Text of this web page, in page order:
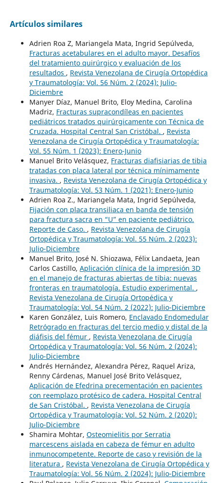
Artículos similares
Adrien Roa Z, Mariangela Mata, Ingrid Sepúlveda,
Fracturas acetabulares en el adulto mayor. Desafíos
del tratamiento quirúrgico y evaluación de los
resultados , Revista Venezolana de Cirugía Ortopédica
y Traumatología: Vol. 56 Núm. 2 (2024): Julio-
Diciembre
Manyer Díaz, Manuel Brito, Eloy Medina, Carolina
Madriz, Fracturas supracondíleas en pacientes
pediátricos tratados quirúrgicamente con Técnica de
Cruzada. Hospital Central San Cristóbal. , Revista
Venezolana de Cirugía Ortopédica y Traumatología:
Vol. 55 Núm. 1 (2023): Enero-Junio
Manuel Brito Velásquez, Fracturas diafisiarias de tibia
tratadas con placa lateral por técnica mínimamente
invasiva. , Revista Venezolana de Cirugía Ortopédica y
Traumatología: Vol. 53 Núm. 1 (2021): Enero-Junio
Adrien Roa Z., Mariangela Mata, Ingrid Sepúlveda,
Fijación con placa transiliaca en banda de tensión
para fractura sacra en “U” en paciente pediátrico.
Reporte de Caso. , Revista Venezolana de Cirugía
Ortopédica y Traumatología: Vol. 55 Núm. 2 (2023):
Julio-Diciembre
Manuel Brito, José N. Shiozawa, Félix Landaeta, Jean
Carlos Castillo, Aplicación clínica de la impresión 3D
en el manejo de fracturas abiertas de tibia: nuevas
fronteras en traumatología. Estudio experimental. ,
Revista Venezolana de Cirugía Ortopédica y
Traumatología: Vol. 54 Núm. 2 (2022): Julio-Diciembre
Karen González, Luis Romero, Enclavado Endomedular
Retrógrado en fracturas del tercio medio y distal de la
diáfisis del fémur , Revista Venezolana de Cirugía
Ortopédica y Traumatología: Vol. 56 Núm. 2 (2024):
Julio-Diciembre
Andrés Hernández, Alexandra Pérez, Raquel Ariza,
Renny Cárdenas, Manuel José Brito Velásquez,
Aplicación de Efedrina precementación en pacientes
con reemplazo protésico de cadera. Hospital Central
de San Cristóbal. , Revista Venezolana de Cirugía
Ortopédica y Traumatología: Vol. 52 Núm. 2 (2020):
Julio-Diciembre
Shamira Mohtar, Osteomielitis por Serratia
marcescens aislada en cabeza de fémur en adulto
inmunocompetente. Reporte de caso y revisión de la
literatura , Revista Venezolana de Cirugía Ortopédica y
Traumatología: Vol. 56 Núm. 2 (2024): Julio-Diciembre